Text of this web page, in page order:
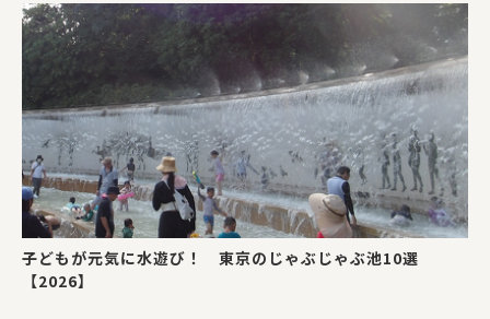
子どもが元気に水遊び！ 東京のじゃぶじゃぶ池10選
【2026】